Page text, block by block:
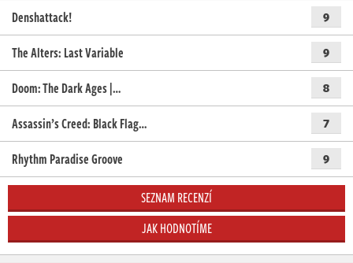
Denshattack! 9
The Alters: Last Variable 9
Doom: The Dark Ages |… 8
Assassin’s Creed: Black Flag… 7
Rhythm Paradise Groove 9
SEZNAM RECENZÍ
JAK HODNOTÍME